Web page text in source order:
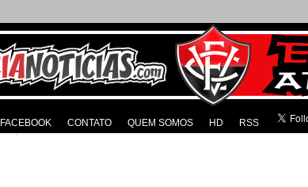
FACEBOOK CONTATO QUEM SOMOS HD RSS